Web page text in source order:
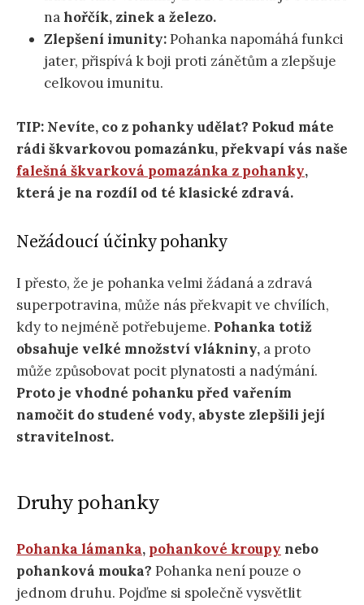
na hořčík, zinek a železo.
Zlepšení imunity:Pohanka napomáhá funkci
jater, přispívá k boji proti zánětům a zlepšuje
celkovou imunitu.
TIP: Nevíte, co z pohanky udělat? Pokud máte
rádi škvarkovou pomazánku, překvapí vás naše
falešná škvarková pomazánka z pohanky,
která je na rozdíl od té klasické zdravá.
Nežádoucí účinky pohanky
I přesto, že je pohanka velmi žádaná a zdravá
superpotravina, může nás překvapit ve chvílích,
kdy to nejméně potřebujeme. Pohanka totiž
obsahuje velké množství vlákniny, a proto
může způsobovat pocit plynatosti a nadýmání.
Proto je vhodné pohanku před vařením
namočit do studené vody, abyste zlepšili její
stravitelnost.
Druhy pohanky
Pohanka lámanka, pohankové kroupy nebo
pohanková mouka? Pohanka není pouze o
jednom druhu. Pojďme si společně vysvětlit